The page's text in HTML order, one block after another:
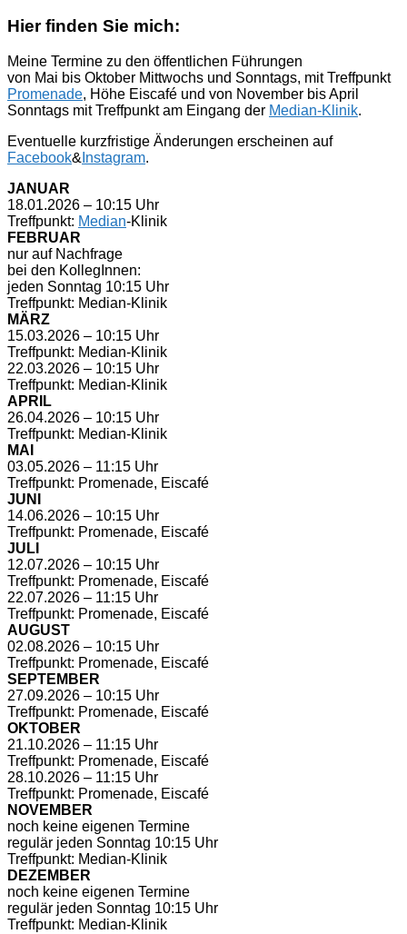
Hier finden Sie mich:
Meine Termine zu den öffentlichen Führungen
von Mai bis Oktober Mittwochs und Sonntags, mit Treffpunkt
Promenade, Höhe Eiscafé und von November bis April
Sonntags mit Treffpunkt am Eingang der Median-Klinik.
Eventuelle kurzfristige Änderungen erscheinen auf
Facebook& Instagram.
JANUAR
18.01.2026 – 10:15 Uhr
Treffpunkt: Median-Klinik
FEBRUAR
nur auf Nachfrage
bei den KollegInnen:
jeden Sonntag 10:15 Uhr
Treffpunkt: Median-Klinik
MÄRZ
15.03.2026 – 10:15 Uhr
Treffpunkt: Median-Klinik
22.03.2026 – 10:15 Uhr
Treffpunkt: Median-Klinik
APRIL
26.04.2026 – 10:15 Uhr
Treffpunkt: Median-Klinik
MAI
03.05.2026 – 11:15 Uhr
Treffpunkt: Promenade, Eiscafé
JUNI
14.06.2026 – 10:15 Uhr
Treffpunkt: Promenade, Eiscafé
JULI
12.07.2026 – 10:15 Uhr
Treffpunkt: Promenade, Eiscafé
22.07.2026 – 11:15 Uhr
Treffpunkt: Promenade, Eiscafé
AUGUST
02.08.2026 – 10:15 Uhr
Treffpunkt: Promenade, Eiscafé
SEPTEMBER
27.09.2026 – 10:15 Uhr
Treffpunkt: Promenade, Eiscafé
OKTOBER
21.10.2026 – 11:15 Uhr
Treffpunkt: Promenade, Eiscafé
28.10.2026 – 11:15 Uhr
Treffpunkt: Promenade, Eiscafé
NOVEMBER
noch keine eigenen Termine
regulär jeden Sonntag 10:15 Uhr
Treffpunkt: Median-Klinik
DEZEMBER
noch keine eigenen Termine
regulär jeden Sonntag 10:15 Uhr
Treffpunkt: Median-Klinik